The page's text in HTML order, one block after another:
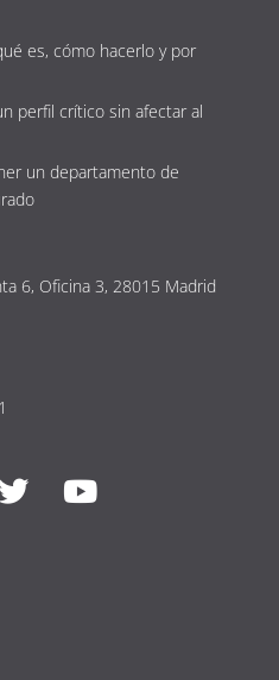
es, cómo hacerlo y por
perfil crítico sin afectar al
un departamento de
6, Oficina 3, 28015 Madrid